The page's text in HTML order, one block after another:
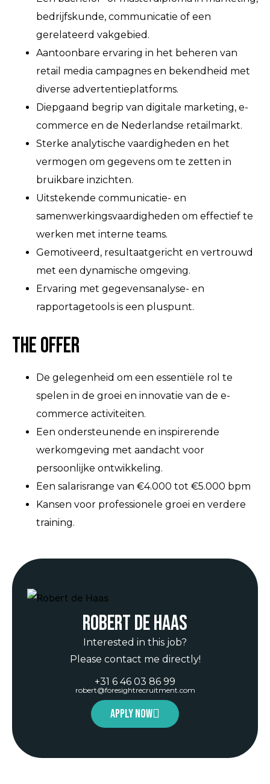
bedrijfskunde, communicatie of een
gerelateerd vakgebied.
Aantoonbare ervaring in het beheren van
retail media campagnes en bekendheid met
diverse advertentieplatforms.
Diepgaand begrip van digitale marketing, e-
commerce en de Nederlandse retailmarkt.
Sterke analytische vaardigheden en het
vermogen om gegevens om te zetten in
bruikbare inzichten.
Uitstekende communicatie- en
samenwerkingsvaardigheden om effectief te
werken met interne teams.
Gemotiveerd, resultaatgericht en vertrouwd
met een dynamische omgeving.
Ervaring met gegevensanalyse- en
rapportagetools is een pluspunt.
The Offer
De gelegenheid om een essentiële rol te
spelen in de groei en innovatie van de e-
commerce activiteiten.
Een ondersteunende en inspirerende
werkomgeving met aandacht voor
persoonlijke ontwikkeling.
Een salarisrange van €4.000 tot €5.000 bpm
Kansen voor professionele groei en verdere
training.
Robert de Haas
Interested in this job?
Please contact me directly!
+31 6 46 03 86 99
robert@foresightrecruitment.com
Apply now